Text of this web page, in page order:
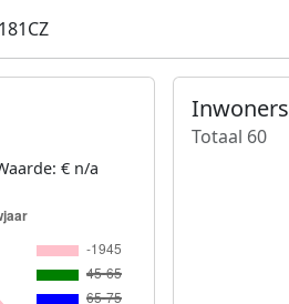
€ n/a
Inwoners
Totaal 60